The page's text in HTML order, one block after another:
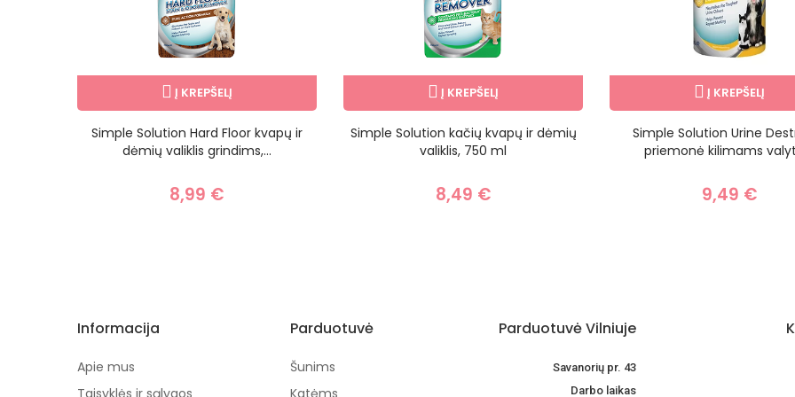
Į KREPŠELĮ
Simple Solution Hard Floor kvapų ir
dėmių valiklis grindims,...
8,99 €
Į KREPŠELĮ
Simple Solution kačių kvapų ir dėmių
valiklis, 750 ml
8,49 €
Į KREPŠELĮ
Simple Solution Urine
priemonė kilimams
9,49 €
Informacija
Apie mus
Parduotuvė
Šunims
Parduotuvė Vilniuje
Savanorių pr. 43
Darbo laikas